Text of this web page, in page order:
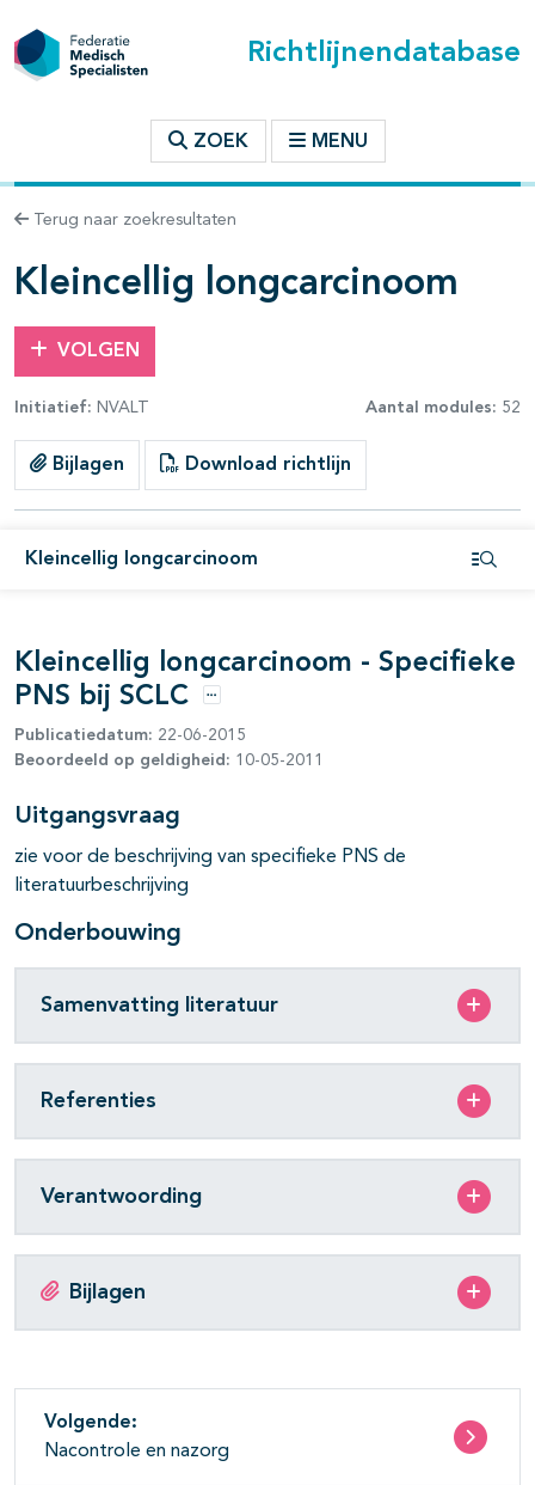
Richtlijnendatabase
ZOEK MENU
Terug naar zoekresultaten
Kleincellig longcarcinoom
VOLGEN
Initiatief: NVALT Aantal modules: 52
Bijlagen Download richtlijn
Kleincellig longcarcinoom
binnen deze richtlijn
open- en dichtklappen
open- en dichtklappen
open- en dichtklappen
open- en dichtklappen
Kleincellig longcarcinoom - Specifieke
PNS bij SCLC
Opties
Publicatiedatum: 22-06-2015
Beoordeeld op geldigheid: 10-05-2011
Uitgangsvraag
zie voor de beschrijving van specifieke PNS de
literatuurbeschrijving
Onderbouwing
Samenvatting literatuur
Referenties
Verantwoording
Bijlagen
Volgende:
Nacontrole en nazorg